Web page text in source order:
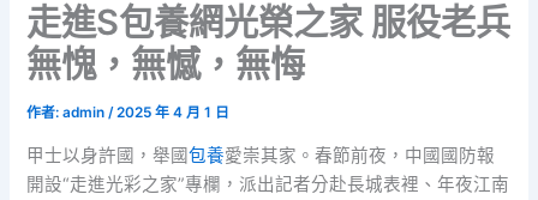
走進S包養網光榮之家 服役老兵
無愧，無憾，無悔
作者:admin/2025 年 4 月 1 日
甲士以身許國，舉國包養愛崇其家。春節前夜，中國國防報
開設“走進光彩之家”專欄，派出記者分赴長城表裡、年夜江南